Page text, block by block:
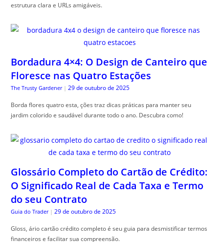
estrutura clara e URLs amigáveis.
Bordadura 4×4: O Design de Canteiro que
Floresce nas Quatro Estações
The Trusty Gardener | 29 de outubro de 2025
Borda flores quatro esta, ções traz dicas práticas para manter seu
jardim colorido e saudável durante todo o ano. Descubra como!
Glossário Completo do Cartão de Crédito:
O Significado Real de Cada Taxa e Termo
do seu Contrato
Guia do Trader | 29 de outubro de 2025
Gloss, ário cartão crédito completo é seu guia para desmistificar termos
financeiros e facilitar sua compreensão.